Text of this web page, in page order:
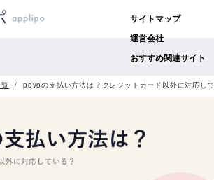
サイトマップ
運営会社
おすすめ関連サイト
povoの支払い方法は？クレジットカード以外に対応し